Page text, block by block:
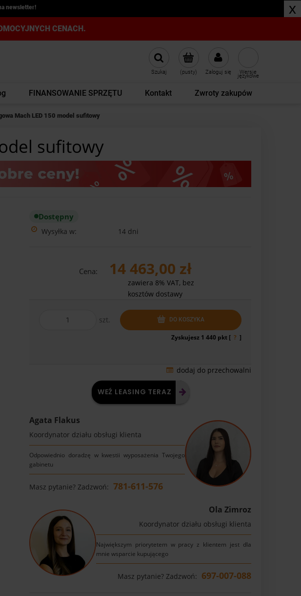
newsletter! x
CENACH.
(pusty) Zaloguj się
Szukaj Wersje
językowe
FINANSOWANIE SPRZĘTU Kontakt Zwroty zakupów
Mach LED 150 model sufitowy
sufitowy
Dostępny
Wysyłka w: 14 dni
Cena: 14 463,00 zł
zawiera 8% VAT, bez
kosztów dostawy
szt. DO KOSZYKA
Zyskujesz 1 440pkt [ ? ]
dodaj do przechowalni
WEŹ LEASING TERAZ
Agata Flakus
Koordynator działu obsługi klienta
Odpowiednio doradzę w kwestii wyposażenia Twojego
gabinetu
Masz pytanie? Zadzwoń: 781-611-576
Ola Zimroz
Koordynator działu obsługi klienta
Największym priorytetem w pracy z klientem jest dla
mnie wsparcie kupującego
Masz pytanie? Zadzwoń: 697-007-088